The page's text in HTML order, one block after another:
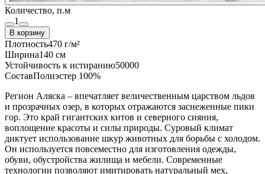
Количество, п.м
1
В корзину
Плотность470 г/м²
Ширина140 см
Устойчивость к истиранию50000
СоставПолиэстер 100%
Регион Aляска – впечатляет величественным царством льдов
и прозрачных озер, в которых отражаются заснеженные пики
гор. Это край гигантских китов и северного сияния,
воплощение красоты и силы природы. Суровый климат
диктует использование шкур животных для борьбы с холодом.
Он используется повсеместно для изготовления одежды,
обуви, обустройства жилища и мебели. Современные
технологии позволяют имитировать натуральный мех,